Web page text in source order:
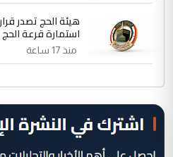
هيئة الحج تصدر
استمارة قرعة الحج
منذ 17 ساعة